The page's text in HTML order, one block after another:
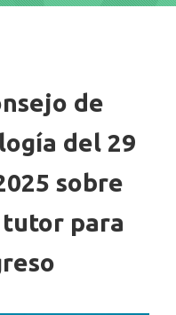
de
del 29
sobre
para